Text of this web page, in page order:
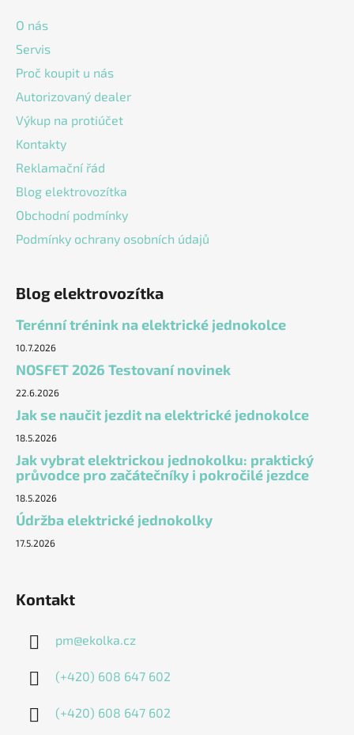
O nás
Servis
Proč koupit u nás
Autorizovaný dealer
Výkup na protiúčet
Kontakty
Reklamační řád
Blog elektrovozítka
Obchodní podmínky
Podmínky ochrany osobních údajů
Blog elektrovozítka
Terénní trénink na elektrické jednokolce
10.7.2026
NOSFET 2026 Testovaní novinek
22.6.2026
Jak se naučit jezdit na elektrické jednokolce
18.5.2026
Jak vybrat elektrickou jednokolku: praktický
průvodce pro začátečníky i pokročilé jezdce
18.5.2026
Údržba elektrické jednokolky
17.5.2026
Kontakt
pm@ekolka.cz
(+420) 608 647 602
(+420) 608 647 602